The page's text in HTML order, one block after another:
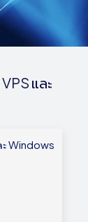
และ
ะ Windows